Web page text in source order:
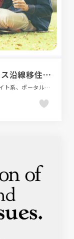
新つくば 茨城県つくばエクスプレス沿線移住情報サイト
グリーン系、シンプル、フラットデザイン、ホワイト系、ポータルサイト、地域・団体・活動、大きめ写真